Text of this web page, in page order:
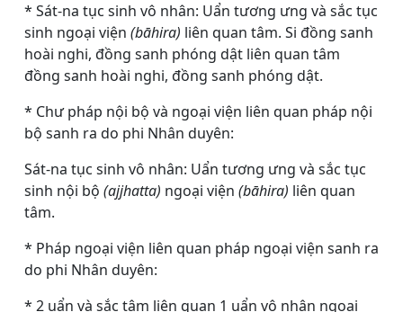
* Sát-na tục sinh vô nhân: Uẩn tương ưng và sắc tục
sinh ngoại viện (bāhira) liên quan tâm. Si đồng sanh
hoài nghi, đồng sanh phóng dật liên quan tâm
đồng sanh hoài nghi, đồng sanh phóng dật.
* Chư pháp nội bộ và ngoại viện liên quan pháp nội
bộ sanh ra do phi Nhân duyên:
Sát-na tục sinh vô nhân: Uẩn tương ưng và sắc tục
sinh nội bộ (ajjhatta) ngoại viện (bāhira) liên quan
tâm.
* Pháp ngoại viện liên quan pháp ngoại viện sanh ra
do phi Nhân duyên:
* 2 uẩn và sắc tâm liên quan 1 uẩn vô nhân ngoại